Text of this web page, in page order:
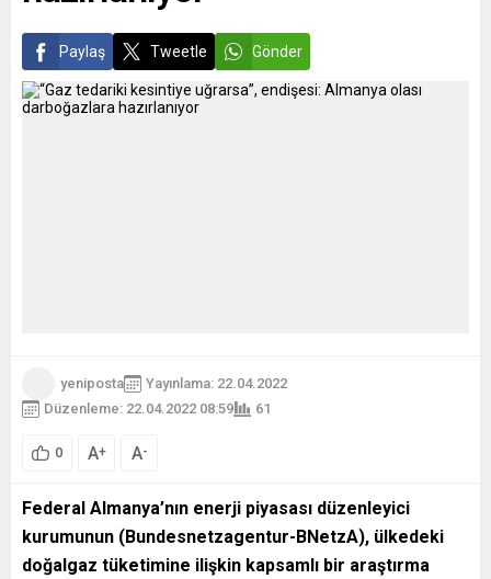
Paylaş Tweetle Gönder
yeniposta
Yayınlama: 22.04.2022
Düzenleme: 22.04.2022 08:59
61
0 A+ A-
Federal Almanya’nın enerji piyasası düzenleyici
kurumunun (Bundesnetzagentur-BNetzA), ülkedeki
doğalgaz tüketimine ilişkin kapsamlı bir araştırma